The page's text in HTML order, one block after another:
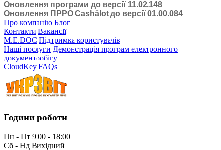
Оновлення програми до версії 11.02.148
Оновлення ПРРО Cashӓlot до версії 01.00.084
Про компанію Блог
Контакти Вакансії
M.E.DOC Підтримка користувачів
Наші послуги Демонстрація програм електронного
документообігу
CloudKey FAQs
Години роботи
Пн - Пт 9:00 - 18:00
Сб - Нд Вихідний